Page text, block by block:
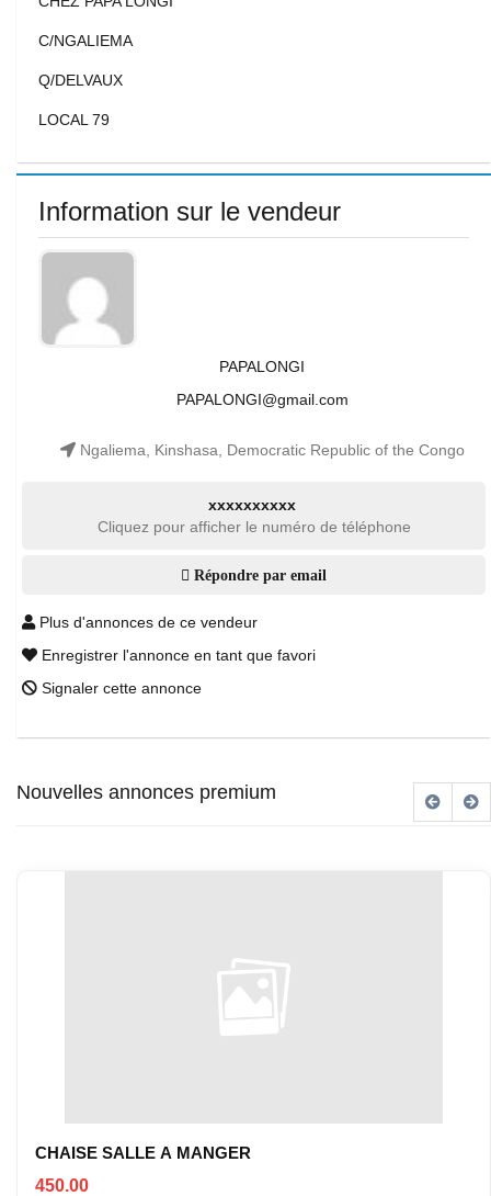
C/NGALIEMA
Q/DELVAUX
LOCAL 79
Information sur le vendeur
PAPALONGI
PAPALONGI@gmail.com
Ngaliema, Kinshasa, Democratic Republic of the Congo
xxxxxxxxxx
Cliquez pour afficher le numéro de téléphone
Répondre par email
Plus d'annonces de ce vendeur
Enregistrer l'annonce en tant que favori
Signaler cette annonce
Nouvelles annonces premium
CHAISE SALLE A MANGER
450.00